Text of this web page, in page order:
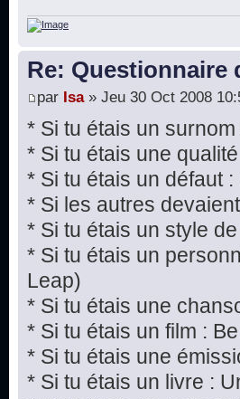
Re: Questionnaire
par Isa» Jeu 30 Oct 2008
* Si tu étais un
* Si tu étais une
* Si tu étais un défaut
* Si les autres
* Si tu étais un style
* Si tu étais un
Leap)
* Si tu étais une
* Si tu étais un film :
* Si tu étais une
* Si tu étais un livre :